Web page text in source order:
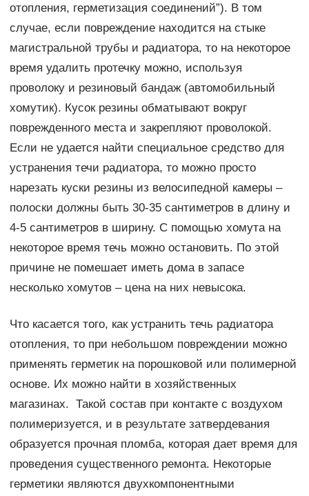
отопления, герметизация соединений”). В том
случае, если повреждение находится на стыке
магистральной трубы и радиатора, то на некоторое
время удалить протечку можно, используя
проволоку и резиновый бандаж (автомобильный
хомутик). Кусок резины обматывают вокруг
поврежденного места и закрепляют проволокой.
Если не удается найти специальное средство для
устранения течи радиатора, то можно просто
нарезать куски резины из велосипедной камеры –
полоски должны быть 30-35 сантиметров в длину и
4-5 сантиметров в ширину. С помощью хомута на
некоторое время течь можно остановить. По этой
причине не помешает иметь дома в запасе
несколько хомутов – цена на них невысока.
Что касается того, как устранить течь радиатора
отопления, то при небольшом повреждении можно
применять герметик на порошковой или полимерной
основе. Их можно найти в хозяйственных
магазинах. Такой состав при контакте с воздухом
полимеризуется, и в результате затвердевания
образуется прочная пломба, которая дает время для
проведения существенного ремонта. Некоторые
герметики являются двухкомпонентными